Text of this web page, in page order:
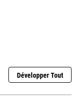
Développer Tout